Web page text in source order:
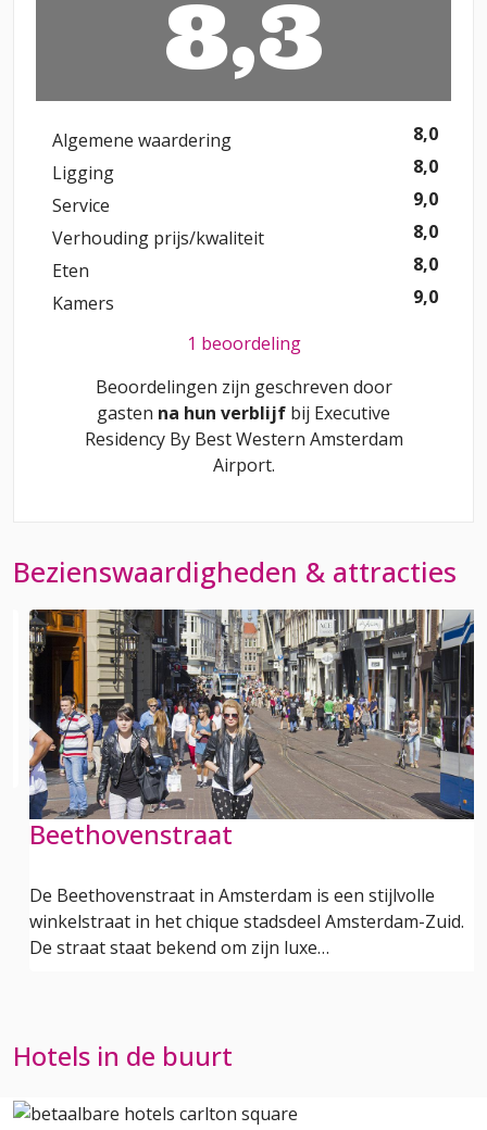
8,3
Algemene waardering
8,0
Ligging
8,0
Service
9,0
Verhouding prijs/kwaliteit
8,0
Eten
8,0
Kamers
9,0
1 beoordeling
Beoordelingen zijn geschreven door
gasten na hun verblijf bij Executive
Residency By Best Western Amsterdam
Airport.
Bezienswaardigheden & attracties
Beethovenstraat
De Beethovenstraat in Amsterdam is een stijlvolle
winkelstraat in het chique stadsdeel Amsterdam-Zuid.
De straat staat bekend om zijn luxe…
Hotels in de buurt